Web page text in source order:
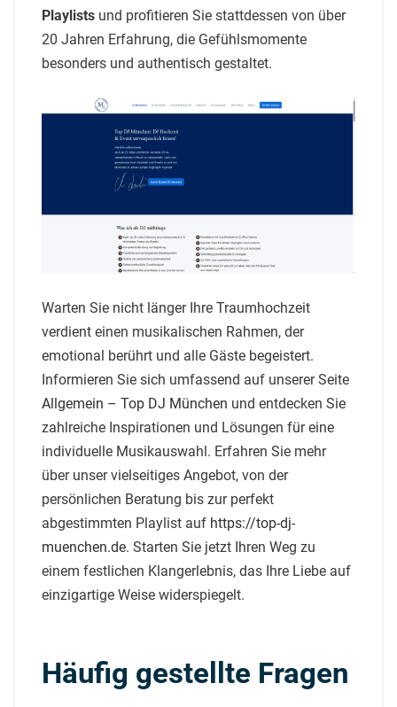
Playlists und profitieren Sie stattdessen von über
20 Jahren Erfahrung, die Gefühlsmomente
besonders und authentisch gestaltet.
Warten Sie nicht länger Ihre Traumhochzeit
verdient einen musikalischen Rahmen, der
emotional berührt und alle Gäste begeistert.
Informieren Sie sich umfassend auf unserer Seite
Allgemein – Top DJ München und entdecken Sie
zahlreiche Inspirationen und Lösungen für eine
individuelle Musikauswahl. Erfahren Sie mehr
über unser vielseitiges Angebot, von der
persönlichen Beratung bis zur perfekt
abgestimmten Playlist auf https://top-dj-
muenchen.de. Starten Sie jetzt Ihren Weg zu
einem festlichen Klangerlebnis, das Ihre Liebe auf
einzigartige Weise widerspiegelt.
Häufig gestellte Fragen